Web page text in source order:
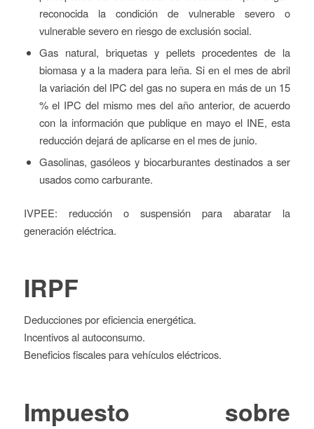
reconocida la condición de vulnerable severo o
vulnerable severo en riesgo de exclusión social.
Gas natural, briquetas y pellets procedentes de la
biomasa y a la madera para leña. Si en el mes de abril
la variación del IPC del gas no supera en más de un 15
% el IPC del mismo mes del año anterior, de acuerdo
con la información que publique en mayo el INE, esta
reducción dejará de aplicarse en el mes de junio.
Gasolinas, gasóleos y biocarburantes destinados a ser
usados como carburante.
IVPEE: reducción o suspensión para abaratar la
generación eléctrica.
IRPF
Deducciones por eficiencia energética.
Incentivos al autoconsumo.
Beneficios fiscales para vehículos eléctricos.
Impuesto sobre